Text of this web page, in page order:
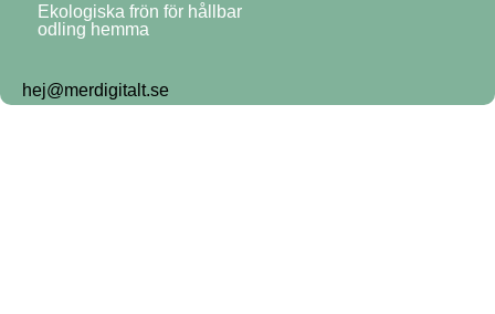
Ekologiska frön för hållbar
odling hemma
hej@merdigitalt.se